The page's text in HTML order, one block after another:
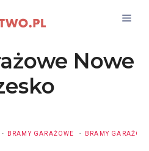
Nowe
BRAMY GARAŻOWE BRAMY